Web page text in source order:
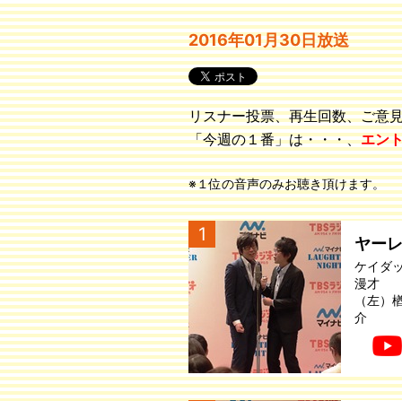
2016年01月30日放送
リスナー投票、再生回数、ご意
「今週の１番」は・・・、エン
※１位の音声のみお聴き頂けます。
1 ヤー
ケイダ
漫才
（左
介